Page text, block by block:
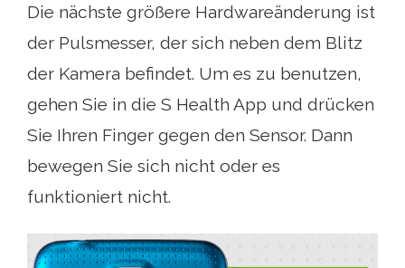
Die nächste größere Hardwareänderung ist
der Pulsmesser, der sich neben dem Blitz
der Kamera befindet. Um es zu benutzen,
gehen Sie in die S Health App und drücken
Sie Ihren Finger gegen den Sensor. Dann
bewegen Sie sich nicht oder es
funktioniert nicht.